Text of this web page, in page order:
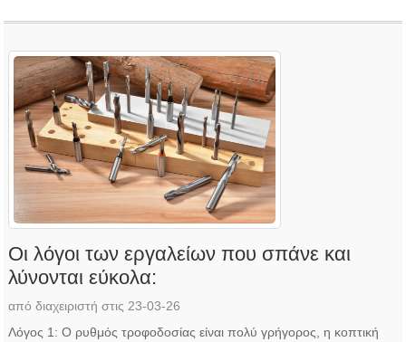
Οι λόγοι των εργαλείων που σπάνε και
λύνονται εύκολα:
από διαχειριστή στις 23-03-26
Λόγος 1: Ο ρυθμός τροφοδοσίας είναι πολύ γρήγορος, η κοπτική